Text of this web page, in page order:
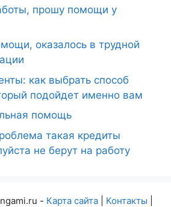
прошу помощи у
оказалось в трудной
как выбрать способ
подойдет именно вам
помощь
такая кредиты
не берут на работу
- Карта сайта| Контакты